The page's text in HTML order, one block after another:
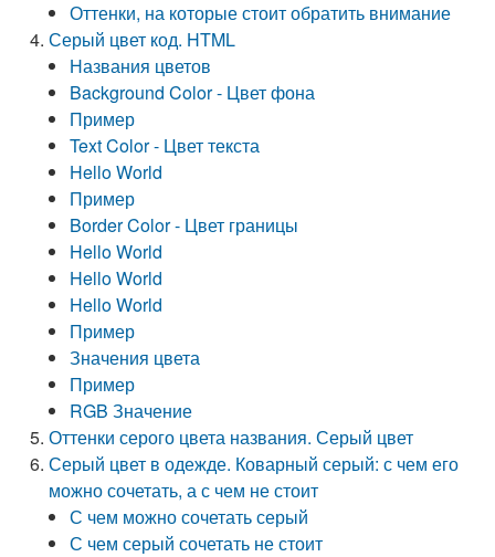
Оттенки, на которые стоит обратить внимание
Серый цвет код. HTML
Названия цветов
Background Color - Цвет фона
Пример
Text Color - Цвет текста
Hello World
Пример
Border Color - Цвет границы
Hello World
Hello World
Hello World
Пример
Значения цвета
Пример
RGB Значение
Оттенки серого цвета названия. Серый цвет
Серый цвет в одежде. Коварный серый: с чем его
можно сочетать, а с чем не стоит
С чем можно сочетать серый
С чем серый сочетать не стоит